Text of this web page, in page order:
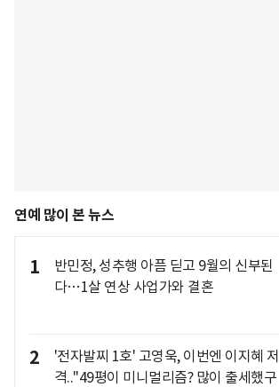
연예 많이 본 뉴스
1
반민정, 성추행 아픔 딛고 9월의 신부된
다…1살 연상 사업가와 결혼
2
'전자발찌 1호' 고영욱, 이번엔 이지혜 저
격.."49평이 미니멀리즘? 많이 출세했구